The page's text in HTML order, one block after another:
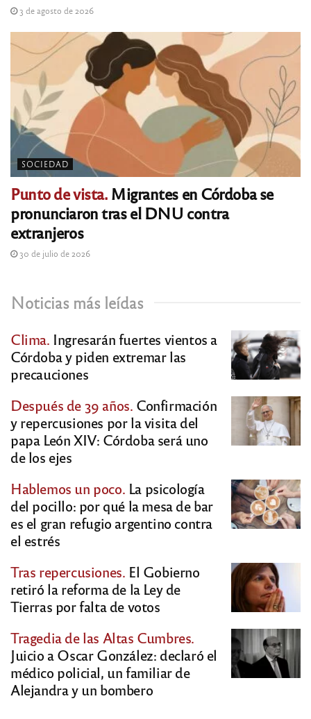
3 de agosto de 2026
SOCIEDAD
Punto de vista.Migrantes en Córdoba se
pronunciaron tras el DNU contra
extranjeros
30 de julio de 2026
Noticias más leídas
Clima. Ingresarán fuertes vientos a
Córdoba y piden extremar las
precauciones
Después de 39 años. Confirmación
y repercusiones por la visita del
papa León XIV: Córdoba será uno
de los ejes
Hablemos un poco. La psicología
del pocillo: por qué la mesa de bar
es el gran refugio argentino contra
el estrés
Tras repercusiones. El Gobierno
retiró la reforma de la Ley de
Tierras por falta de votos
Tragedia de las Altas Cumbres.
Juicio a Oscar González: declaró el
médico policial, un familiar de
Alejandra y un bombero